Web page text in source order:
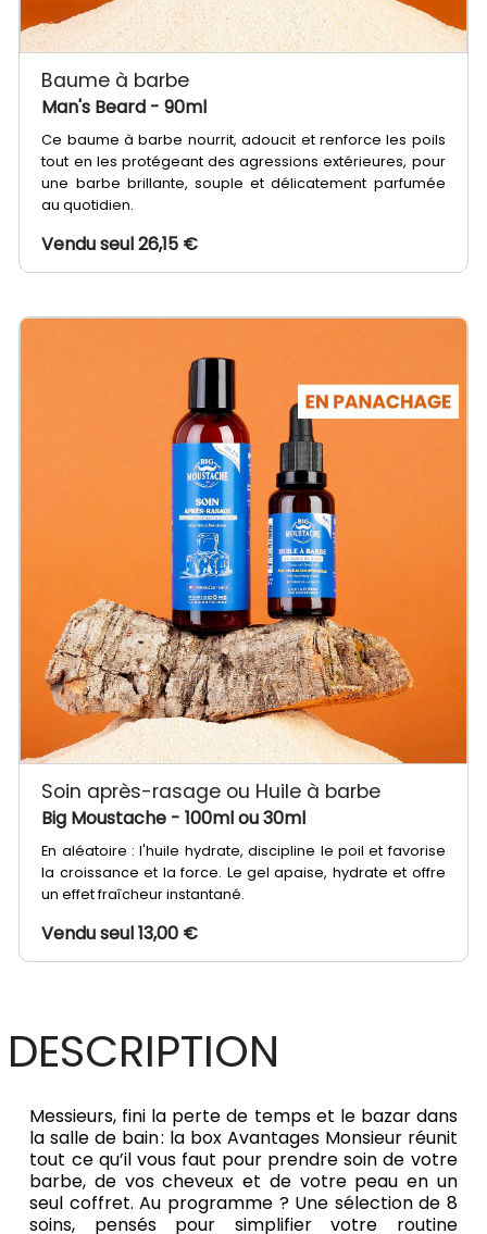
Baume à barbe
Man's Beard - 90ml
Ce baume à barbe nourrit, adoucit et renforce les poils
tout en les protégeant des agressions extérieures, pour
une barbe brillante, souple et délicatement parfumée
au quotidien.
Vendu seul 26,15 €
Soin après-rasage ou Huile à barbe
Big Moustache - 100ml ou 30ml
En aléatoire : l'huile hydrate, discipline le poil et favorise
la croissance et la force. Le gel apaise, hydrate et offre
un effet fraîcheur instantané.
Vendu seul 13,00 €
DESCRIPTION
Messieurs, fini la perte de temps et le bazar dans
la salle de bain : la box Avantages Monsieur réunit
tout ce qu’il vous faut pour prendre soin de votre
barbe, de vos cheveux et de votre peau en un
seul coffret. Au programme ? Une sélection de 8
soins, pensés pour simplifier votre routine